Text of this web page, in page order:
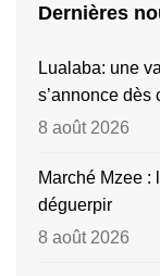
Dernières
Lualaba: une
s’annonce dès
8 août 2026
Marché Mzee :
déguerpir
8 août 2026